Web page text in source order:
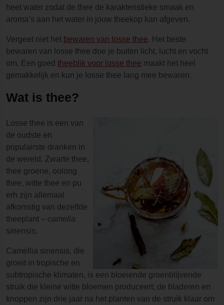
heet water zodat de thee de karakteristieke smaak en
aroma’s aan het water in jouw theekop kan afgeven.
Vergeet niet het bewaren van losse thee. Het beste
bewaren van losse thee doe je buiten licht, lucht en vocht
om. Een goed theeblik voor losse thee maakt het heel
gemakkelijk en kun je losse thee lang mee bewaren.
Wat is thee?
Losse thee is een van
de oudste en
populairste dranken in
de wereld. Zwarte thee,
thee groene, oolong
thee, witte thee en pu
erh zijn allemaal
afkomstig van dezelfde
theeplant – camelia
sinensis.
Camellia sinensis, die
groeit in tropische en
subtropische klimaten, is een bloeiende groenblijvende
struik die kleine witte bloemen produceert; de bladeren en
knoppen zijn drie jaar na het planten van de struik klaar om